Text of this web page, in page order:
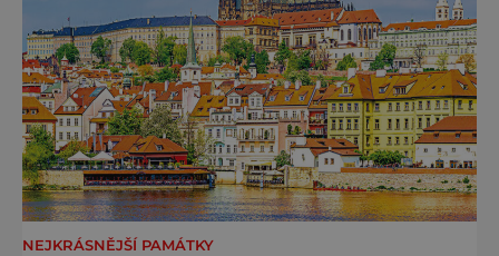
NEJKRÁSNĚJŠÍ PAMÁTKY